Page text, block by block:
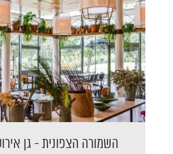
‏‏השמורה הצפונית - גן